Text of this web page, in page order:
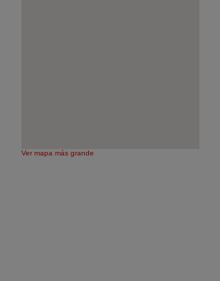
Ver mapa más grande